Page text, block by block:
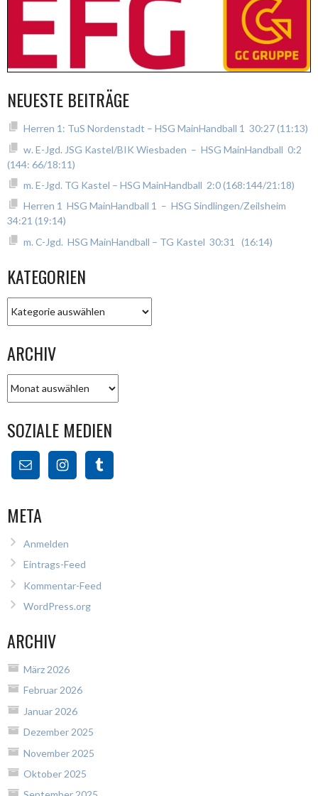
NEUESTE BEITRÄGE
Herren 1: TuS Nordenstadt – HSG MainHandball 1 30:27 (11:13)
w. E-Jgd. JSG Kastel/BIK Wiesbaden – HSG MainHandball 0:2
(144: 66/18:11)
m. E-Jgd. TG Kastel – HSG MainHandball 2:0 (168:144/21:18)
Herren 1 HSG MainHandball 1 – HSG Sindlingen/Zeilsheim
34:21 (19:14)
m. C-Jgd. HSG MainHandball – TG Kastel 30:31 (16:14)
KATEGORIEN
ARCHIV
SOZIALE MEDIEN
META
Anmelden
Eintrags-Feed
Kommentar-Feed
WordPress.org
ARCHIV
März 2026
Februar 2026
Januar 2026
Dezember 2025
November 2025
Oktober 2025